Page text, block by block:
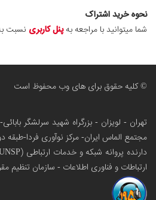
نحوه خرید اشتراک
شما میتوانید با مراجعه بهپنل کاربری نسبت
© کلیه حقوق برای های وب محفوظ است
تهران - لویزان - بزرگراه شهید سرلشگر
مجتمع الماس ایران- مرکز نوآوری فردا-طبقه
دارنده پروانه شبکه و خدمات ارتباطی (UNSP) به شماره ۱۳-۱۳۰-۱۰۰
ارتباطات و فناوری اطلاعات - سازمان تنظیم